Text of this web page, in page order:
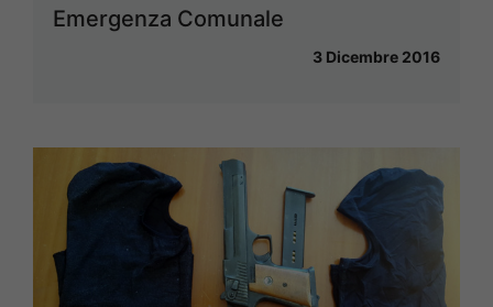
Emergenza Comunale
3 Dicembre 2016